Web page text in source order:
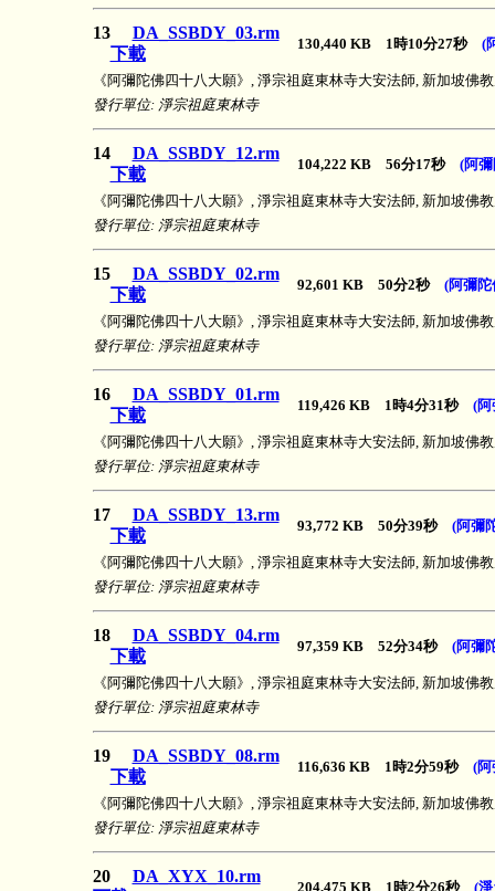
13 DA_SSBDY_03.rm
下載
130,440 KB 1時10分27秒 (
《阿彌陀佛四十八大願》, 淨宗祖庭東林寺大安法師, 新加坡佛
發行單位: 淨宗祖庭東林寺
14 DA_SSBDY_12.rm
下載
104,222 KB 56分17秒 (阿
《阿彌陀佛四十八大願》, 淨宗祖庭東林寺大安法師, 新加坡佛
發行單位: 淨宗祖庭東林寺
15 DA_SSBDY_02.rm
下載
92,601 KB 50分2秒 (阿彌
《阿彌陀佛四十八大願》, 淨宗祖庭東林寺大安法師, 新加坡佛
發行單位: 淨宗祖庭東林寺
16 DA_SSBDY_01.rm
下載
119,426 KB 1時4分31秒 (阿
《阿彌陀佛四十八大願》, 淨宗祖庭東林寺大安法師, 新加坡佛
發行單位: 淨宗祖庭東林寺
17 DA_SSBDY_13.rm
下載
93,772 KB 50分39秒 (阿彌
《阿彌陀佛四十八大願》, 淨宗祖庭東林寺大安法師, 新加坡佛
發行單位: 淨宗祖庭東林寺
18 DA_SSBDY_04.rm
下載
97,359 KB 52分34秒 (阿彌
《阿彌陀佛四十八大願》, 淨宗祖庭東林寺大安法師, 新加坡佛
發行單位: 淨宗祖庭東林寺
19 DA_SSBDY_08.rm
下載
116,636 KB 1時2分59秒 (阿
《阿彌陀佛四十八大願》, 淨宗祖庭東林寺大安法師, 新加坡佛
發行單位: 淨宗祖庭東林寺
20 DA_XYX_10.rm
204,475 KB 1時2分26秒 (